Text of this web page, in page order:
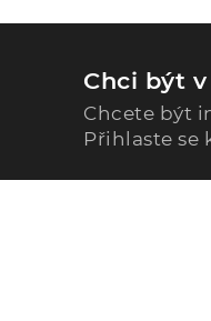
Chci být
Chcete být
Přihlaste se